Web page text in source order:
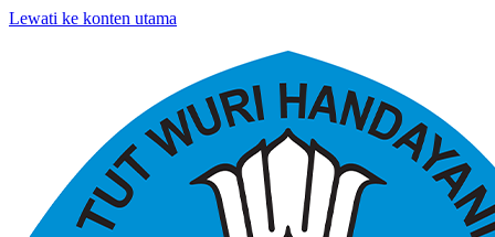
Lewati ke konten utama